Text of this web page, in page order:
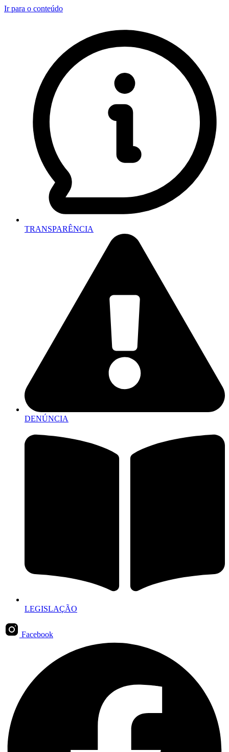
Ir para o conteúdo
TRANSPARÊNCIA
DENÚNCIA
LEGISLAÇÃO
Facebook